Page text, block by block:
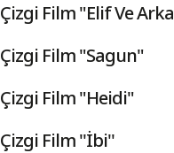
Çizgi Film "Elif Ve
Çizgi Film "Sagun"
Çizgi Film "Heidi"
Çizgi Film ''İbi''